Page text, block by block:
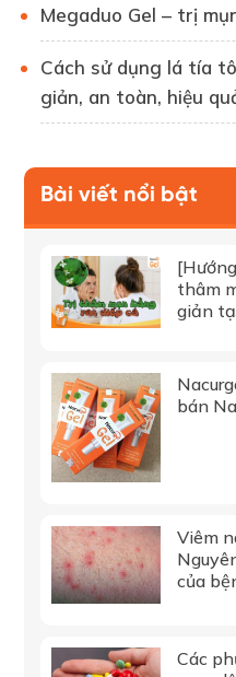
Megaduo Gel – trị
Cách sử dụng lá tía
giản, an toàn, hiệu
Bài viết nổi bật
thâm
giản
bán
Viêm
của
Các